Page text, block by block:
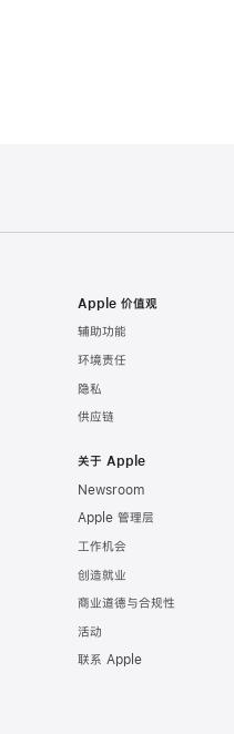
Apple 价值观
辅助功能
环境责任
隐私
供应链
关于 Apple
Newsroom
Apple 管理层
工作机会
创造就业
商业道德与合规性
活动
联系 Apple